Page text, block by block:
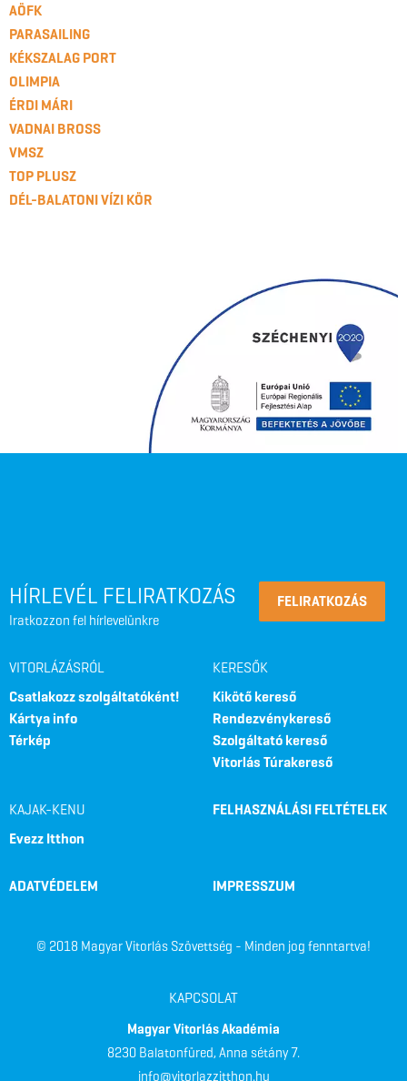
AÖFK
PARASAILING
KÉKSZALAG PORT
OLIMPIA
ÉRDI MÁRI
VADNAI BROSS
VMSZ
TOP PLUSZ
DÉL-BALATONI VÍZI KÖR
HÍRLEVÉL FELIRATKOZÁS
Iratkozzon fel hírlevelünkre
FELIRATKOZÁS
VITORLÁZÁSRÓL
Csatlakozz szolgáltatóként!
Kártya info
Térkép
KERESŐK
Kikötő kereső
Rendezvénykereső
Szolgáltató kereső
Vitorlás Túrakereső
KAJAK-KENU
Evezz Itthon
FELHASZNÁLÁSI FELTÉTELEK
ADATVÉDELEM IMPRESSZUM
© 2018 Magyar Vitorlás Szövettség - Minden jog fenntartva!
KAPCSOLAT
Magyar Vitorlás Akadémia
8230 Balatonfüred, Anna sétány 7.
info@vitorlazzitthon.hu